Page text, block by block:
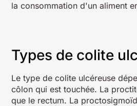
la consommation d'un aliment
Types de colite
Le type de colite ulcéreuse
côlon qui est touchée. La
que le rectum. La